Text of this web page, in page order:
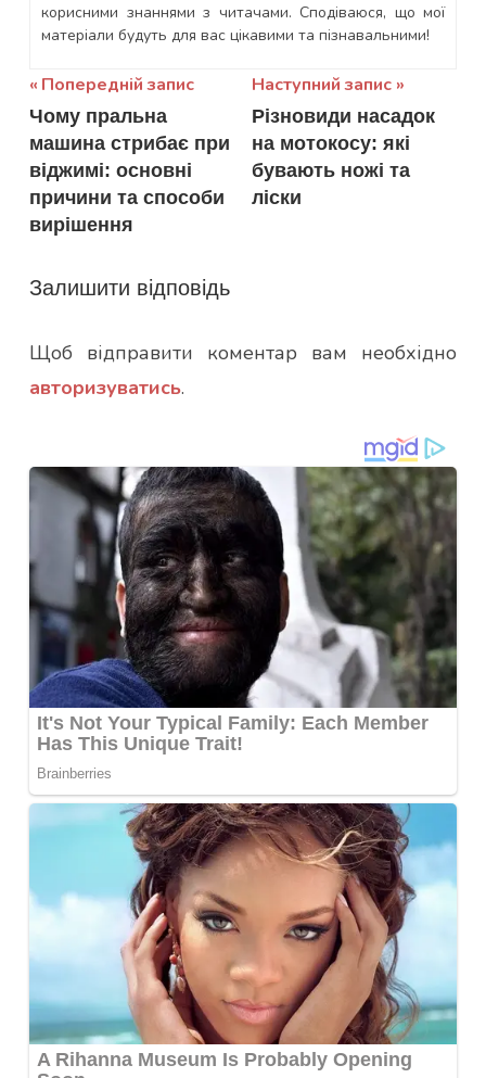
корисними знаннями з читачами. Сподіваюся, що мої
матеріали будуть для вас цікавими та пізнавальними!
Навігація
записів
Попередній запис
Чому пральна
машина стрибає при
віджимі: основні
причини та способи
вирішення
Наступний запис
Різновиди насадок
на мотокосу: які
бувають ножі та
ліски
Залишити відповідь
Щоб відправити коментар вам необхідно
авторизуватись.